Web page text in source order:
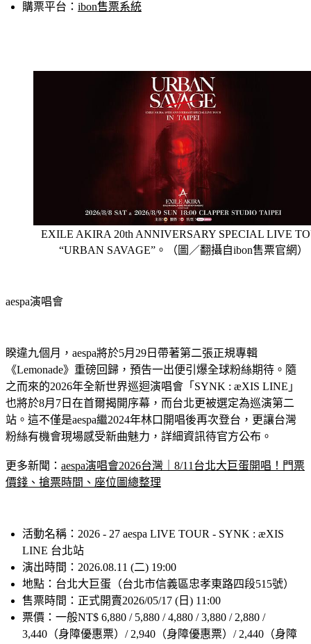
票價：全區座位席NT$2,680、身障席NT$1,340
EXILE AKIRA 20th ANNIVERSARY SPECIAL LIVE
睽違九個月，aespa將於5月29日帶著第二張正規專輯
《Lemonade》重磅回歸，預告一出便引爆全球粉絲期待。隨
之而來的2026年全新世界巡迴演唱會「SYNK : æXIS LINE」
也將於8月7日在首爾揭開序幕，而台北更被選定為巡演第二
站。這不僅是aespa繼2024年林口開唱後再次登台，更讓台灣
更多新聞：aespa演唱會2026台灣｜8/11台北大巨蛋開唱！門票
活動名稱：2026 - 27 aespa LIVE TOUR - SYNK : æXIS
LINE 台北站
演出時間：2026.08.11 (二) 19:00
地點：台北大巨蛋（台北市信義區忠孝東路四段515號）
售票時間：正式開賣2026/05/17 (日) 11:00
票價：一般NT$ 6,880 / 5,880 / 4,880 / 3,880 / 2,880 /